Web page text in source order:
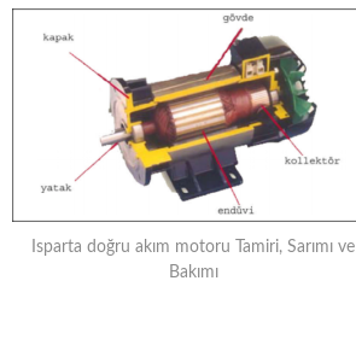
Isparta doğru akım motoru Tamiri, Sarımı ve
Bakımı